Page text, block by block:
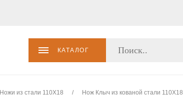
КАТАЛОГ
Ножи из стали 110Х18 / Нож Клыч из кованой стали 110Х18